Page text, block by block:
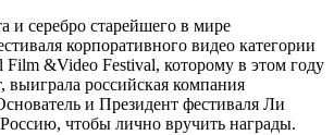
и серебро старейшего в мире
корпоративного видео категории
&Video Festival, которому в этом году
выиграла российская компания
и Президент фестиваля Ли
чтобы лично вручить награды.